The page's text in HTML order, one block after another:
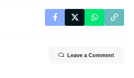
Leave a Comment